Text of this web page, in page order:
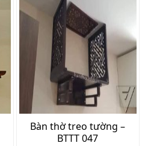
Bàn thờ treo tường –
BTTT 047